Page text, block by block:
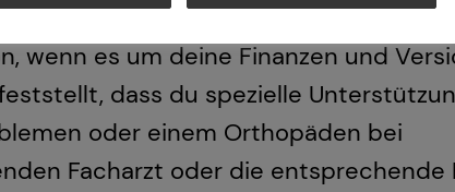
wenn es um deine
wenn es um deine Finanzen und
dass du spezielle
oder einem Orthopäden bei
Facharzt oder die entsprechende